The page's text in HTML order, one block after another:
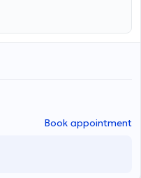
Book appointment